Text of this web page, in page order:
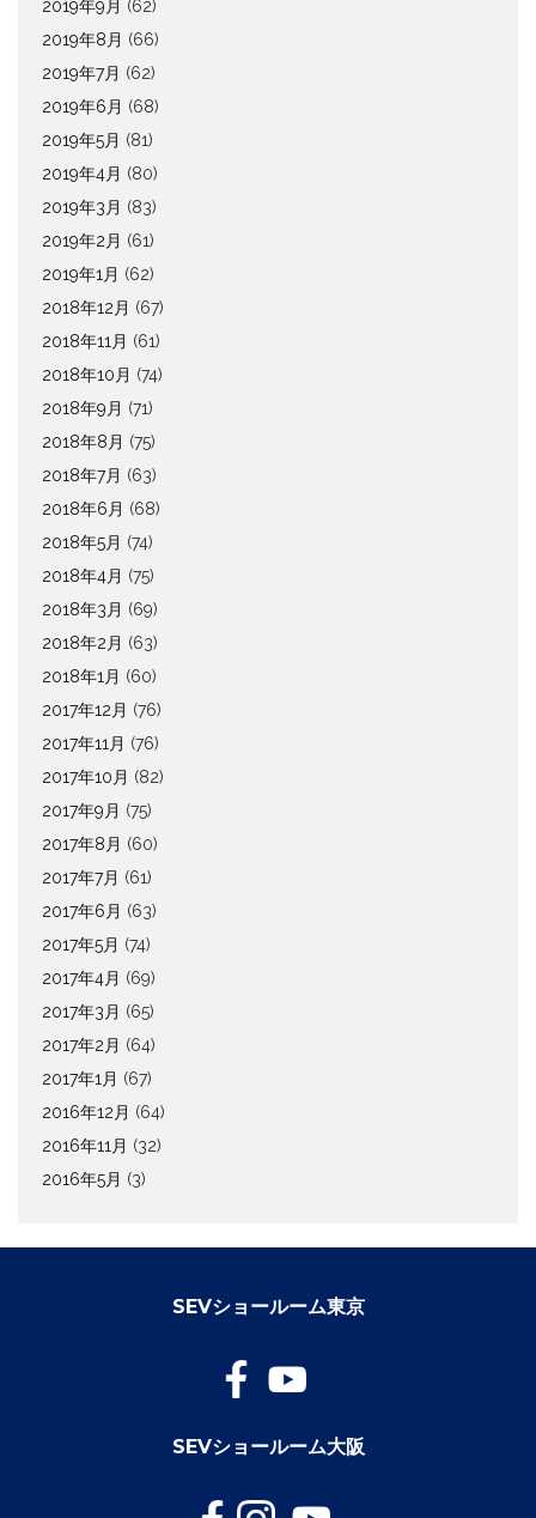
2019年9月 (62)
2019年8月 (66)
2019年7月 (62)
2019年6月 (68)
2019年5月 (81)
2019年4月 (80)
2019年3月 (83)
2019年2月 (61)
2019年1月 (62)
2018年12月 (67)
2018年11月 (61)
2018年10月 (74)
2018年9月 (71)
2018年8月 (75)
2018年7月 (63)
2018年6月 (68)
2018年5月 (74)
2018年4月 (75)
2018年3月 (69)
2018年2月 (63)
2018年1月 (60)
2017年12月 (76)
2017年11月 (76)
2017年10月 (82)
2017年9月 (75)
2017年8月 (60)
2017年7月 (61)
2017年6月 (63)
2017年5月 (74)
2017年4月 (69)
2017年3月 (65)
2017年2月 (64)
2017年1月 (67)
2016年12月 (64)
2016年11月 (32)
2016年5月 (3)
SEVショールーム東京
SEVショールーム大阪